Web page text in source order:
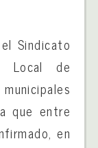
Sindicato
Local de
que entre
en